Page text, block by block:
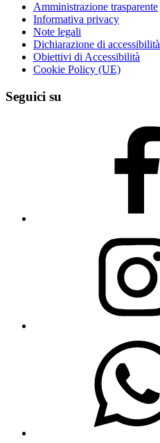
Amministrazione trasparente
Informativa privacy
Note legali
Dichiarazione di accessibilità
Obiettivi di Accessibilità
Cookie Policy (UE)
Seguici su